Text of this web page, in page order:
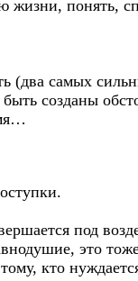
понять,
(два самых
созданы
под
это
кто